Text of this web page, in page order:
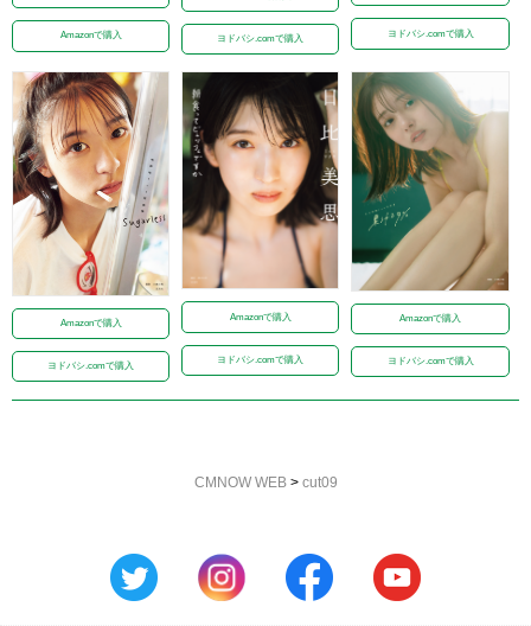
Amazonで購入 ヨドバシ.comで購入
ヨドバシ.comで購入
Amazonで購入
ヨドバシ.comで購入
Amazonで購入
ヨドバシ.comで購入
Amazonで購入
ヨドバシ.comで購入
CMNOW WEB> cut09